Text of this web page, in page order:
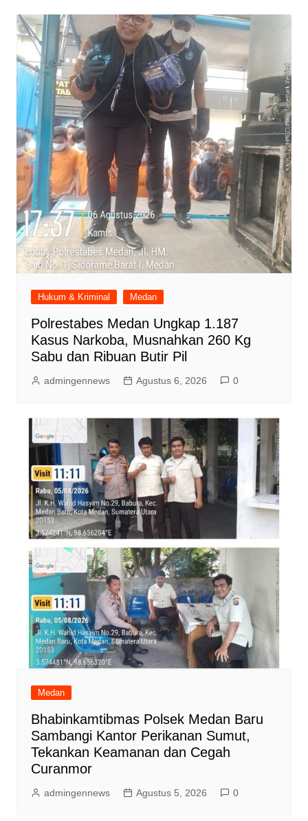
Hukum & Kriminal Medan
Polrestabes Medan Ungkap 1.187
Kasus Narkoba, Musnahkan 260 Kg
Sabu dan Ribuan Butir Pil
admingennews Agustus 6, 2026 0
Medan
Bhabinkamtibmas Polsek Medan Baru
Sambangi Kantor Perikanan Sumut,
Tekankan Keamanan dan Cegah
Curanmor
admingennews Agustus 5, 2026 0